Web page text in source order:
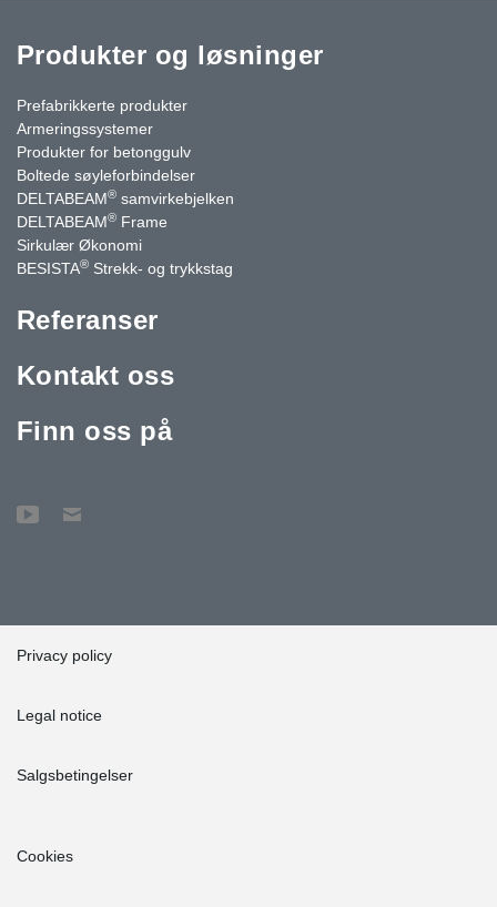
Produkter og løsninger
Prefabrikkerte produkter
Armeringssystemer
Produkter for betonggulv
Boltede søyleforbindelser
DELTABEAM® samvirkebjelken
DELTABEAM® Frame
Sirkulær Økonomi
BESISTA® Strekk- og trykkstag
Referanser
Kontakt oss
Finn oss på
Privacy policy
Legal notice
Salgsbetingelser
Cookies